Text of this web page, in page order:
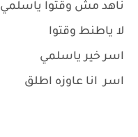
ناهد مش وقتوا ياسلمي
لا ياطنط وقتوا
اسر خير ياسلمي
اسر انا عاوزه اطلق